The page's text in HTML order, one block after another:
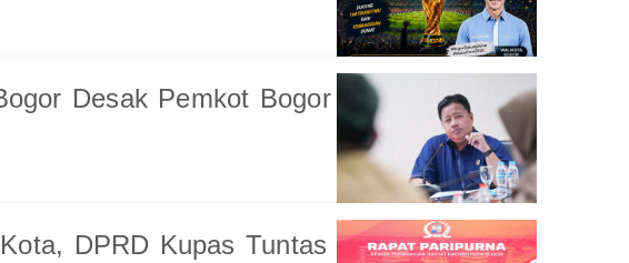
Desak Pemkot Bogor
DPRD Kupas Tuntas